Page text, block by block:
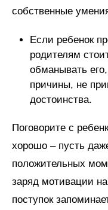
собственные
Если ребенок
родителям
обманывать
причины, не
достоинства.
Поговорите с
хорошо – пусть
положительных
заряд мотивации
поступок